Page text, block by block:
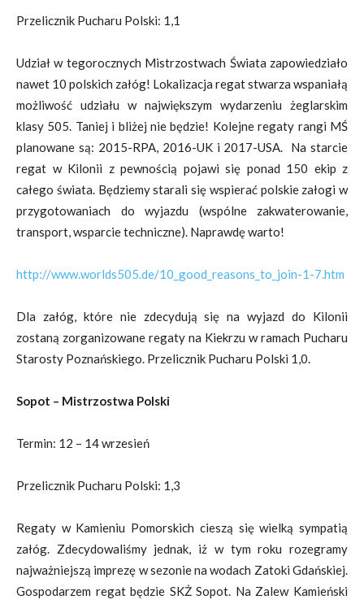
Przelicznik Pucharu Polski: 1,1
Udział w tegorocznych Mistrzostwach Świata zapowiedziało
nawet 10 polskich załóg! Lokalizacja regat stwarza wspaniałą
możliwość udziału w największym wydarzeniu żeglarskim
klasy 505. Taniej i bliżej nie będzie! Kolejne regaty rangi MŚ
planowane są: 2015-RPA, 2016-UK i 2017-USA. Na starcie
regat w Kilonii z pewnością pojawi się ponad 150 ekip z
całego świata. Będziemy starali się wspierać polskie załogi w
przygotowaniach do wyjazdu (wspólne zakwaterowanie,
transport, wsparcie techniczne). Naprawdę warto!
http://www.worlds505.de/10_good_reasons_to_join-1-7.htm
Dla załóg, które nie zdecydują się na wyjazd do Kilonii
zostaną zorganizowane regaty na Kiekrzu w ramach Pucharu
Starosty Poznańskiego. Przelicznik Pucharu Polski 1,0.
Sopot – Mistrzostwa Polski
Termin: 12 – 14 wrzesień
Przelicznik Pucharu Polski: 1,3
Regaty w Kamieniu Pomorskich cieszą się wielką sympatią
załóg. Zdecydowaliśmy jednak, iż w tym roku rozegramy
najważniejszą imprezę w sezonie na wodach Zatoki Gdańskiej.
Gospodarzem regat będzie SKŻ Sopot. Na Zalew Kamieński